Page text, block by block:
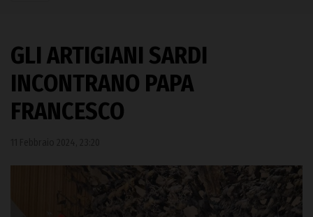
GLI ARTIGIANI SARDI
INCONTRANO PAPA
FRANCESCO